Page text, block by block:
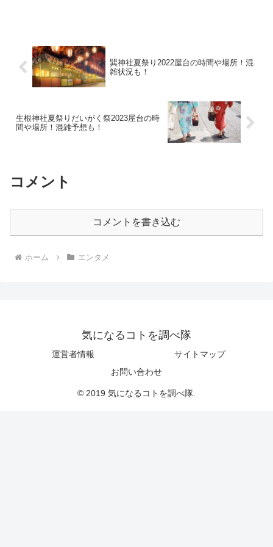
巽神社夏祭り2022屋台の時間や場所！混
雑状況も！
生根神社夏祭りだいがく祭2023屋台の時
間や場所！混雑予想も！
コメント
コメントを書き込む
ホーム エンタメ
気になるコトを調べ隊
運営者情報
サイトマップ
お問い合わせ
© 2019 気になるコトを調べ隊.